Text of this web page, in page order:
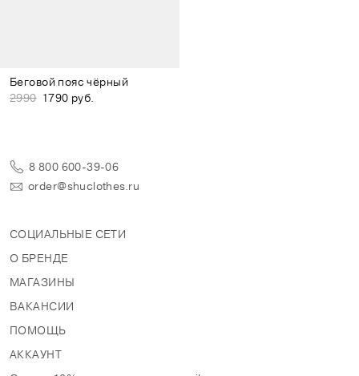
Беговой пояс чёрный
2990 1790 руб.
8 800 600-39-06
order@shuclothes.ru
СОЦИАЛЬНЫЕ СЕТИ
О БРЕНДЕ
МАГАЗИНЫ
ВАКАНСИИ
ПОМОЩЬ
АККАУНТ